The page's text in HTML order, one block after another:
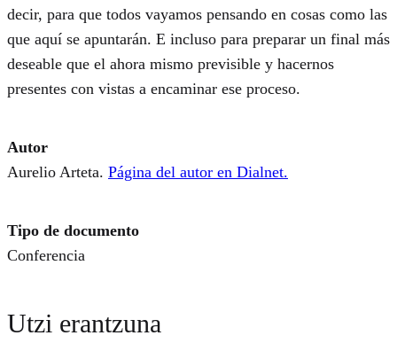
decir, para que todos vayamos pensando en cosas como las
que aquí se apuntarán. E incluso para preparar un final más
deseable que el ahora mismo previsible y hacernos
presentes con vistas a encaminar ese proceso.
Autor
Aurelio Arteta. Página del autor en Dialnet.
Tipo de documento
Conferencia
Utzi erantzuna